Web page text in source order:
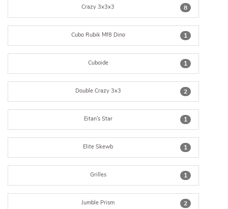
8
Crazy 3x3x3
1
Cubo Rubik Mf8 Dino
1
Cuboide
2
Double Crazy 3x3
1
Eitan's Star
1
Elite Skewb
1
Grilles
2
Jumble Prism